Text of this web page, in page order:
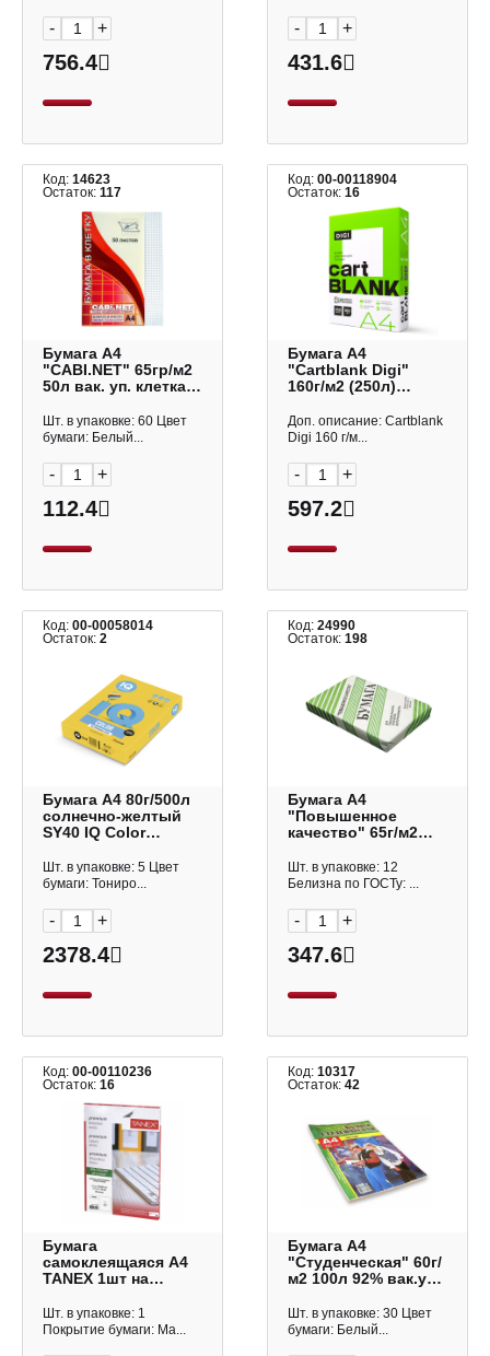
- +
756.4
- +
431.6
Код: 14623
Остаток: 117
Бумага А4
"CABI.NET" 65гр/м2
50л вак. уп. клетка
Шт. в упаковке: 60 Цвет
бумаги: Белый...
- +
112.4
Код:00-00118904
Остаток:16
Бумага А4
"Cartblank Digi"
160г/м2 (250л)
лазерной и
струйной печати
Доп. описание: Cartblank
Digi 160 г/м...
- +
597.2
Код: 00-00058014
Остаток: 2
Бумага А4 80г/500л
солнечно-желтый
SY40 IQ Color
Шт. в упаковке: 5 Цвет
бумаги: Тониро...
- +
2378.4
Код:24990
Остаток:198
Бумага А4
"Повышенное
качество" 65г/м2
Шт. в упаковке: 12
Белизна по ГОСТу: ...
- +
347.6
Код: 00-00110236
Остаток: 16
Бумага
самоклеящаяся А4
TANEX 1шт на
70г/м2, универс.
114527 (50л)
Шт. в упаковке: 1
Покрытие бумаги: Ма...
Код:10317
Остаток:42
Бумага А4
"Студенческая" 60г/
м2 100л 92% вак.уп.
Шт. в упаковке: 30 Цвет
бумаги: Белый...